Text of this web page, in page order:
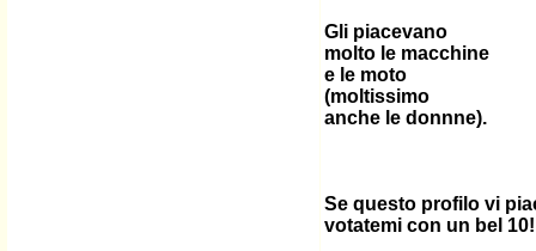
Gli piacevano
molto le macchine
e le moto
(moltissimo
anche le donnne).
Se questo profilo vi
votatemi con un bel